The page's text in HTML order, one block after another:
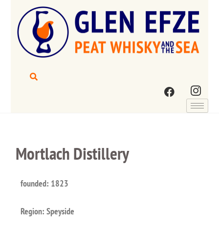
Mortlach Distillery
founded: 1823
Region: Speyside